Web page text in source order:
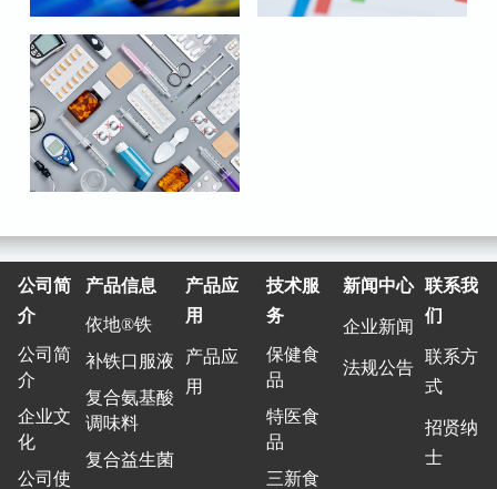
公司简
介
公司简
介
企业文
化
公司使
产品信息
依地®铁
补铁口服液
复合氨基酸
调味料
复合益生菌
产品应
用
产品应
用
技术服
务
保健食
品
特医食
品
三新食
新闻中心
企业新闻
法规公告
联系我
们
联系方
式
招贤纳
士